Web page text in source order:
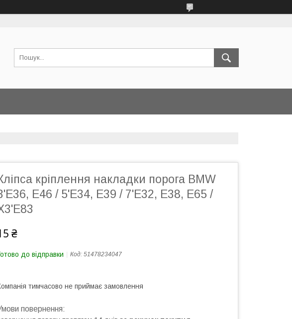
кріплення накладки порога BMW
E46 / 5'E34, Е39 / 7'E32, Е38, Е65 /
₴
до відправки Код: 51478234047
тимчасово не приймає замовлення